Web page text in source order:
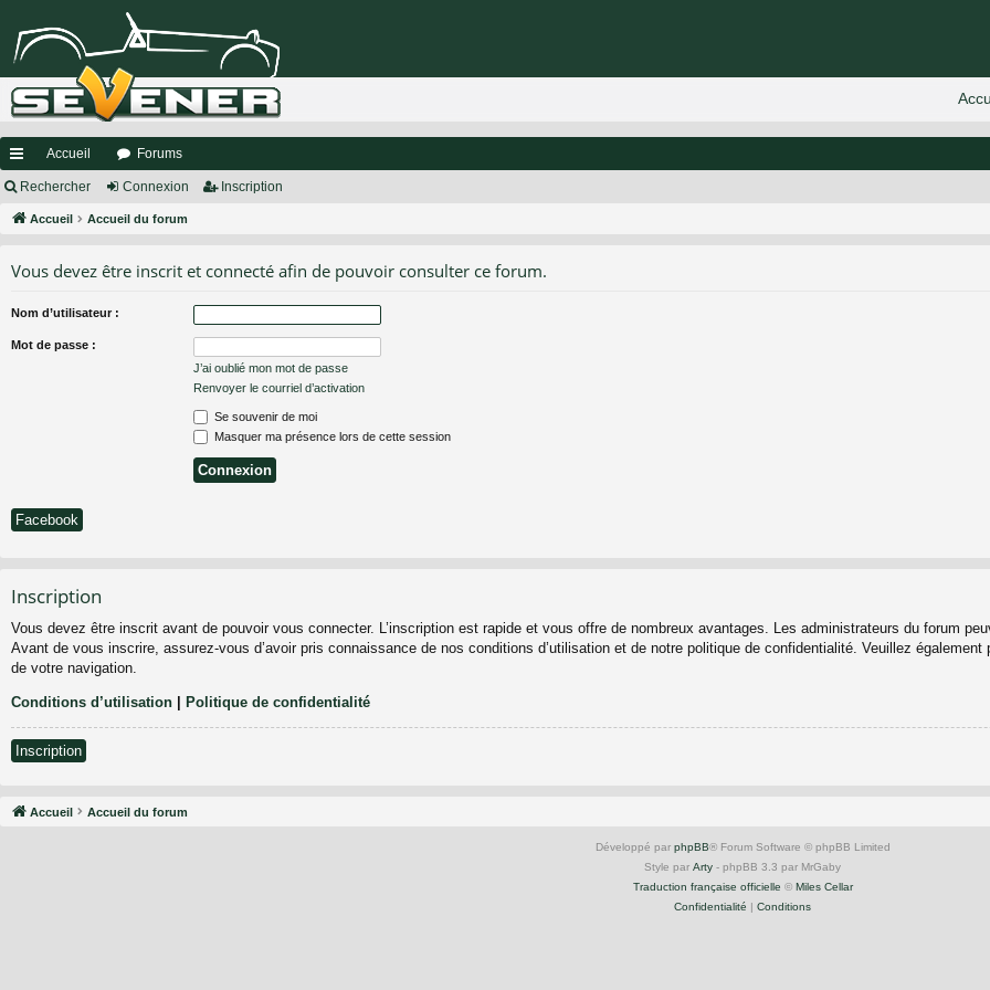
ac
co
s
Accueil Forums
Rechercher Connexion Inscription
Accueil Accueil du forum
Vous devez être inscrit et connecté afin de pouvoir consulter ce forum.
Nom d’utilisateur :
Mot de passe :
J’ai oublié mon mot de passe
Renvoyer le courriel d’activation
Se souvenir de moi
Masquer ma présence lors de cette session
Facebook
Inscription
Vous devez être inscrit avant de pouvoir vous connecter. L’inscription est rapide et vous offre de nombreux avantages. Les administrateurs du forum
Avant de vous inscrire, assurez-vous d’avoir pris connaissance de nos conditions d’utilisation et de notre politique de confidentialité. Veuillez
de votre navigation.
Conditions d’utilisation | Politique de confidentialité
Inscription
Accueil Accueil du forum
Développé par phpBB® Forum Software © phpBB Limited
Style par Arty - phpBB 3.3 par MrGaby
Traduction française officielle © Miles Cellar
Confidentialité | Conditions